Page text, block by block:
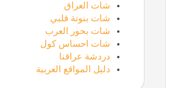
شات العراق
شات بنوتة قلبي
شات بحور العرب
شات احساس كول
دردشة عراقنا
دليل المواقع العربية